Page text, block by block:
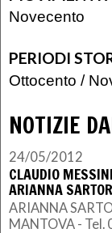
Novecento
PERIODI
Ottocento /
NOTIZIE
24/05/2012
CLAUDIO
ARIANNA
ARIANNA
MANTOVA -